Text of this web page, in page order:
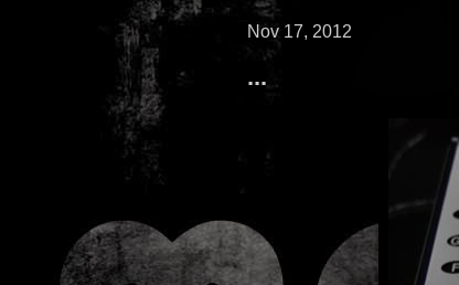
Nov 17, 2012
...